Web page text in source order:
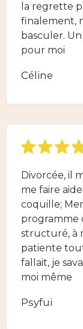
la regrette
finalement,
basculer.
pour moi
Céline
Divorcée, il
me faire
coquille;
programme
structuré, à
patiente
fallait, je
moi même
Psyfui